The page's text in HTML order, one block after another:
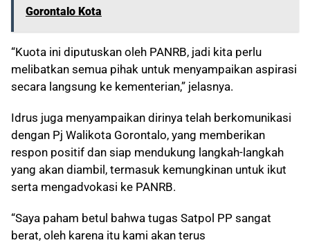
Gorontalo Kota
“Kuota ini diputuskan oleh PANRB, jadi kita perlu
melibatkan semua pihak untuk menyampaikan aspirasi
secara langsung ke kementerian,” jelasnya.
Idrus juga menyampaikan dirinya telah berkomunikasi
dengan Pj Walikota Gorontalo, yang memberikan
respon positif dan siap mendukung langkah-langkah
yang akan diambil, termasuk kemungkinan untuk ikut
serta mengadvokasi ke PANRB.
“Saya paham betul bahwa tugas Satpol PP sangat
berat, oleh karena itu kami akan terus